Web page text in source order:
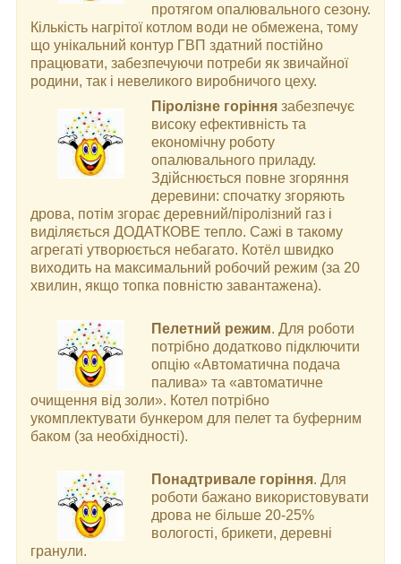
протягом опалювального сезону.
Кількість нагрітої котлом води не обмежена, тому
що унікальний контур ГВП здатний постійно
працювати, забезпечуючи потреби як звичайної
родини, так і невеликого виробничого цеху.
Піролізне горіння забезпечує
високу ефективність та
економічну роботу
опалювального приладу.
Здійснюється повне згоряння
деревини: спочатку згоряють
дрова, потім згорає деревний/піролізний газ і
виділяється ДОДАТКОВЕ тепло. Сажі в такому
агрегаті утворюється небагато. Котёл швидко
виходить на максимальний робочий режим (за 20
хвилин, якщо топка повністю завантажена).
Пелетний режим. Для роботи
потрібно додатково підключити
опцію «Автоматична подача
палива» та «автоматичне
очищення від золи». Котел потрібно
укомплектувати бункером для пелет та буферним
баком (за необхідності).
Понадтривале горіння. Для
роботи бажано використовувати
дрова не більше 20-25%
вологості, брикети, деревні
гранули.